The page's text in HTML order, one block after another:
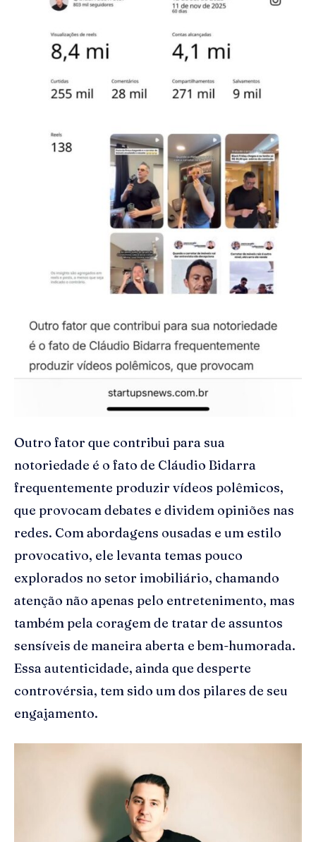
Outro fator que contribui para sua
notoriedade é o fato de Cláudio Bidarra
frequentemente produzir vídeos polêmicos,
que provocam debates e dividem opiniões nas
redes. Com abordagens ousadas e um estilo
provocativo, ele levanta temas pouco
explorados no setor imobiliário, chamando
atenção não apenas pelo entretenimento, mas
também pela coragem de tratar de assuntos
sensíveis de maneira aberta e bem-humorada.
Essa autenticidade, ainda que desperte
controvérsia, tem sido um dos pilares de seu
engajamento.